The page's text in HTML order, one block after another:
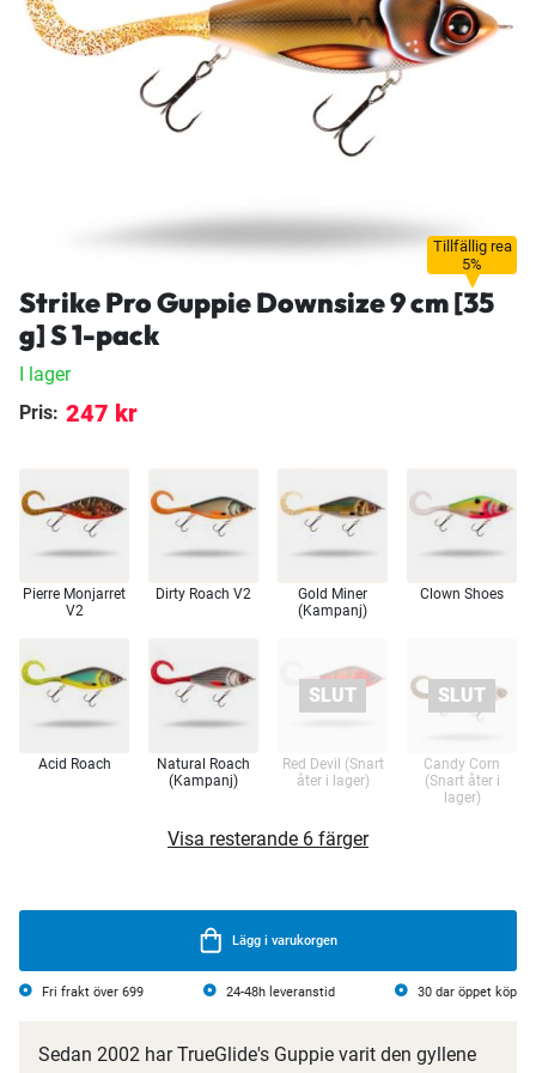
Tillfällig rea
5%
Strike Pro Guppie Downsize 9 cm [35
g] S 1-pack
I lager
Pris: 247 kr
Pierre Monjarret
V2
Dirty Roach V2
Gold Miner
(Kampanj)
Clown Shoes
Acid Roach
Natural Roach
(Kampanj)
Red Devil (Snart
åter i lager)
Candy Corn
(Snart åter i
lager)
Visa resterande 6 färger
Lägg i varukorgen
Fri frakt över 699 24-48h leveranstid 30 dar öppet köp
Sedan 2002 har TrueGlide's Guppie varit den gyllene